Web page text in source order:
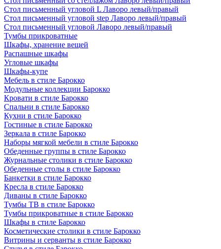
Стол письменный угловой L Лаворо левый/правый
Стол письменный угловой step Лаворо левый/правый
Стол письменный угловой Лаворо левый/правый
Тумбы прикроватные
Шкафы, хранение вещей
Распашные шкафы
Угловые шкафы
Шкафы-купе
Мебель в стиле Барокко
Модульные коллекции Барокко
Кровати в стиле Барокко
Спальни в стиле Барокко
Кухни в стиле Барокко
Гостиные в стиле Барокко
Зеркала в стиле Барокко
Наборы мягкой мебели в стиле Барокко
Обеденные группы в стиле Барокко
Журнальные столики в стиле Барокко
Обеденные столы в стиле Барокко
Банкетки в стиле Барокко
Кресла в стиле Барокко
Диваны в стиле Барокко
Тумбы ТВ в стиле Барокко
Тумбы прикроватные в стиле Барокко
Шкафы в стиле Барокко
Косметические столики в стиле Барокко
Витрины и серванты в стиле Барокко